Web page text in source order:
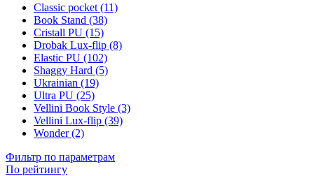
Classic pocket (11)
Book Stand (38)
Cristall PU (15)
Drobak Lux-flip (8)
Elastic PU (102)
Shaggy Hard (5)
Ukrainian (19)
Ultra PU (25)
Vellini Book Style (3)
Vellini Lux-flip (39)
Wonder (2)
Фильтр по параметрам
По рейтингу